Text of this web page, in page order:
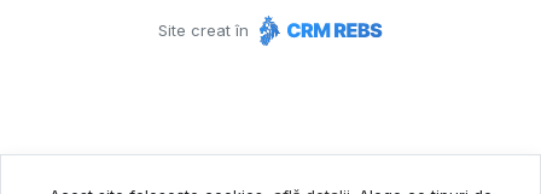
Site creat în